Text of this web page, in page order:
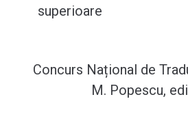
superioare
Concurs Național de
M. Popescu,